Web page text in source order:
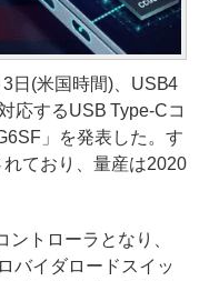
日(米国時間)、USB4
応するUSB Type-Cコ
」を発表した。す
ており、量産は2020
トローラとなり、
バイダロードスイッ